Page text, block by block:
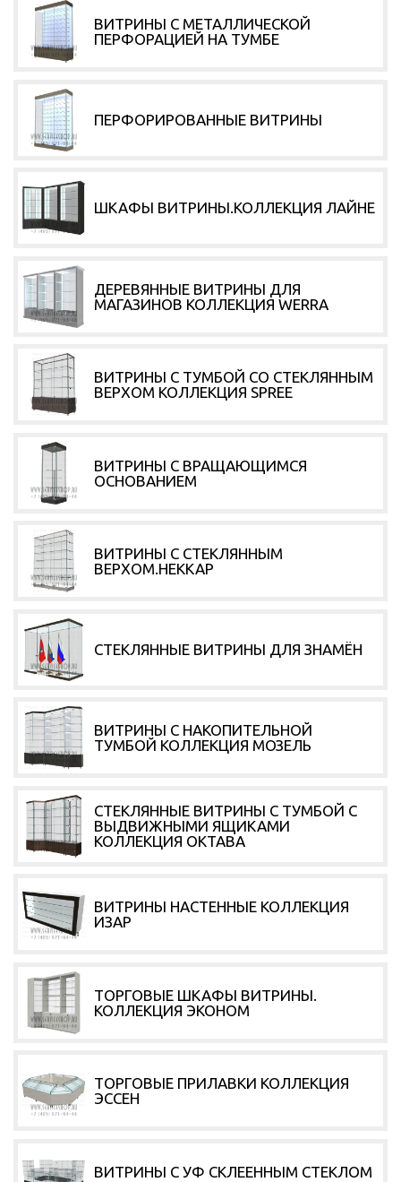
Shop
ВИТРИНЫ С МЕТАЛЛИЧЕСКОЙ
ПЕРФОРАЦИЕЙ НА ТУМБЕ
ПЕРФОРИРОВАННЫЕ ВИТРИНЫ
ШКАФЫ ВИТРИНЫ.КОЛЛЕКЦИЯ ЛАЙНЕ
ДЕРЕВЯННЫЕ ВИТРИНЫ ДЛЯ
МАГАЗИНОВ КОЛЛЕКЦИЯ WERRA
ВИТРИНЫ С ТУМБОЙ СО СТЕКЛЯННЫМ
ВЕРХОМ КОЛЛЕКЦИЯ SPREE
ВИТРИНЫ С ВРАЩАЮЩИМСЯ
ОСНОВАНИЕМ
ВИТРИНЫ С СТЕКЛЯННЫМ
ВЕРХОМ.НЕККАР
СТЕКЛЯННЫЕ ВИТРИНЫ ДЛЯ ЗНАМЁН
ВИТРИНЫ С НАКОПИТЕЛЬНОЙ
ТУМБОЙ КОЛЛЕКЦИЯ МОЗЕЛЬ
СТЕКЛЯННЫЕ ВИТРИНЫ С ТУМБОЙ С
ВЫДВИЖНЫМИ ЯЩИКАМИ
КОЛЛЕКЦИЯ ОКТАВА
ВИТРИНЫ НАСТЕННЫЕ КОЛЛЕКЦИЯ
ИЗАР
ТОРГОВЫЕ ШКАФЫ ВИТРИНЫ.
КОЛЛЕКЦИЯ ЭКОНОМ
ТОРГОВЫЕ ПРИЛАВКИ КОЛЛЕКЦИЯ
ЭССЕН
ВИТРИНЫ С УФ СКЛЕЕННЫМ СТЕКЛОМ